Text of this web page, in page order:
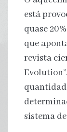
está
quase
que
revista
sistema